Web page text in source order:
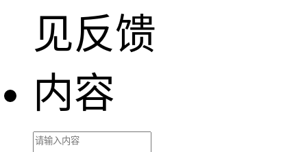
见反馈
内容